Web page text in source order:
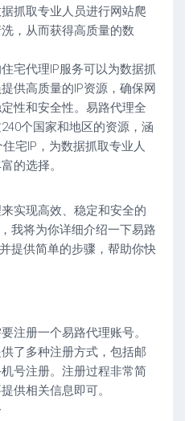
抓取专业人员进行网站爬
，从而获得高质量的数
宅代理IP服务可以为数据抓
供高质量的IP资源，确保网
性和安全性。易路代理全
个国家和地区的资源，涵
宅IP，为数据抓取专业人
的选择。
实现高效、稳定和安全的
我将为你详细介绍一下易路
提供简单的步骤，帮助你快
注册一个易路代理账号。
了多种注册方式，包括邮
号注册。注册过程非常简
供相关信息即可。